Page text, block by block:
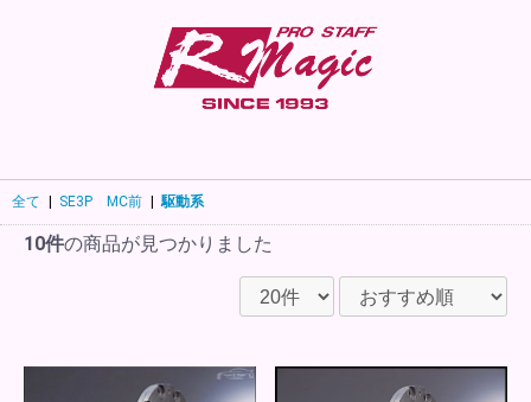
全て | SE3P MC前 | 駆動系
10件の商品が見つかりました